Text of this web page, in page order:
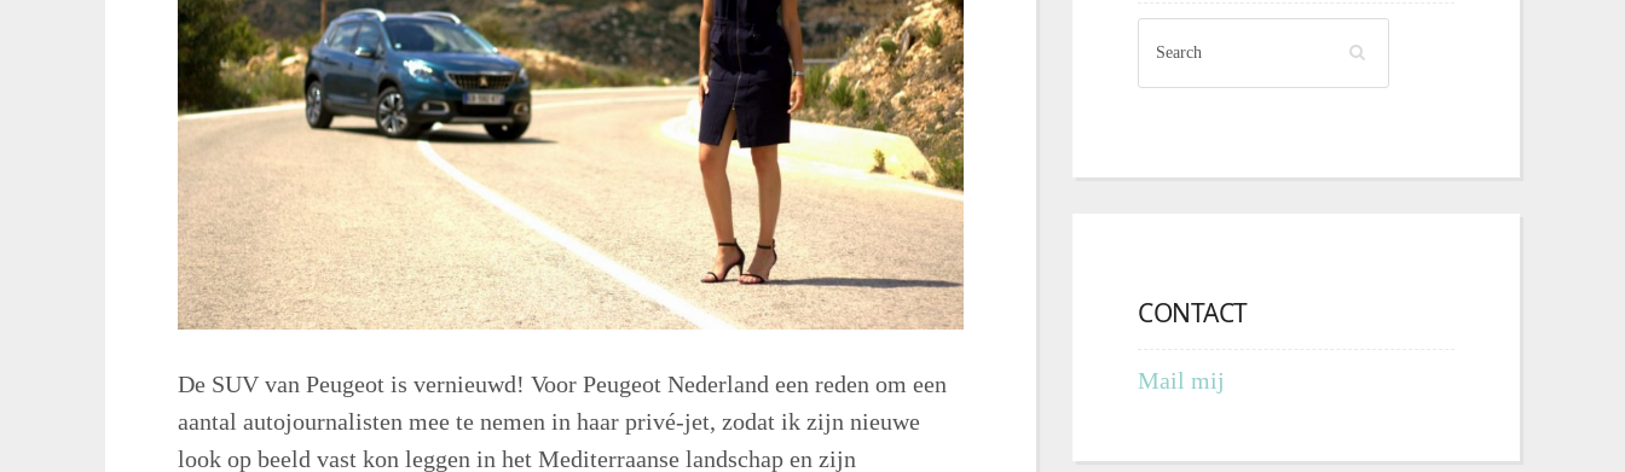
De SUV van Peugeot is vernieuwd! Voor Peugeot Nederland een reden om een
aantal autojournalisten mee te nemen in haar privé-jet, zodat ik zijn nieuwe
look op beeld vast kon leggen in het Mediterraanse landschap en zijn
CONTACT
Mail mij